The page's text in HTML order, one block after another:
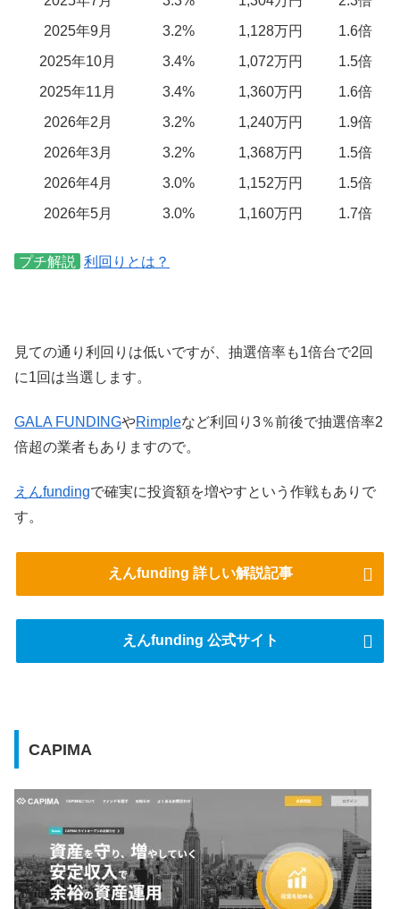
2025年9月
3.2% 1,128万円
1.6倍
2025年10月
3.4% 1,072万円
1.5倍
2025年11月
3.4% 1,360万円
1.6倍
2026年2月
3.2% 1,240万円
1.9倍
2026年3月
3.2% 1,368万円
1.5倍
2026年4月
3.0% 1,152万円
1.5倍
2026年5月
3.0% 1,160万円 1.7倍
プチ解説 利回りとは？
見ての通り利回りは低いですが、抽選倍率も1倍台で2回
に1回は当選します。
GALA FUNDINGやRimpleなど利回り3％前後で抽選倍率2
倍超の業者もありますので。
えんfundingで確実に投資額を増やすという作戦もありで
す。
えんfunding 詳しい解説記事
えんfunding 公式サイト
CAPIMA